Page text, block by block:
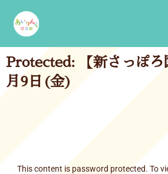
content
Protected: 【新さっぽろ
月9日(金)
This content is password protected. To